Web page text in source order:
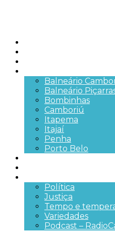
Balneário
Balneário
Bombinhas
Camboriú
Itapema
Itajaí
Penha
Porto Belo
Política
Justiça
Tempo e
Variedades
Podcast –